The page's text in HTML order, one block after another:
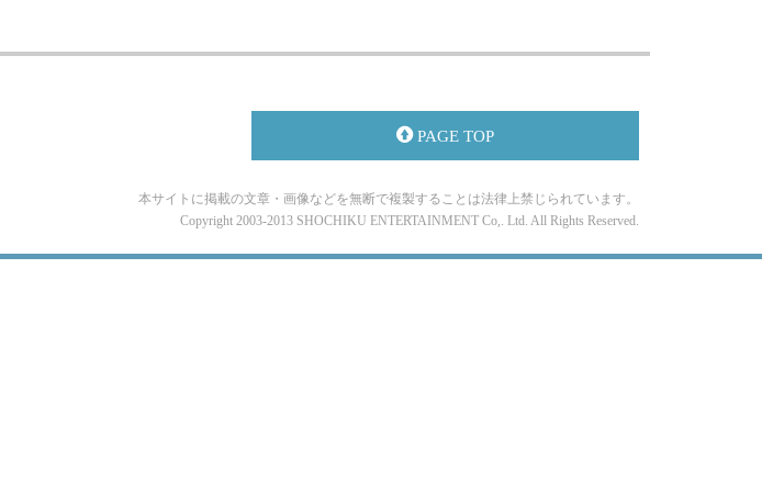
PAGE TOP
本サイトに掲載の文章・画像などを無断で複製することは法律上禁じられています。
Copyright 2003-2013 SHOCHIKU ENTERTAINMENT Co,. Ltd. All Rights Reserved.